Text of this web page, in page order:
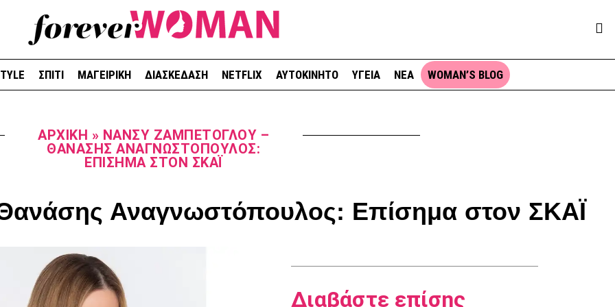
ΣΠΙΤΙ ΜΑΓΕΙΡΙΚΗ ΔΙΑΣΚΕΔΑΣΗ NETFLIX ΑΥΤΟΚΙΝΗΤΟ ΥΓΕΙΑ ΝΕΑ WOMAN’S BLOG
ΑΡΧΙΚΉ » ΝΆΝΣΥ ΖΑΜΠΈΤΟΓΛΟΥ –
ΘΑΝΆΣΗΣ ΑΝΑΓΝΩΣΤΌΠΟΥΛΟΣ:
ΕΠΊΣΗΜΑ ΣΤΟΝ ΣΚΑΪ
Αναγνωστόπουλος: Επίσημα στον ΣΚΑΪ
Διαβάστε επίσης